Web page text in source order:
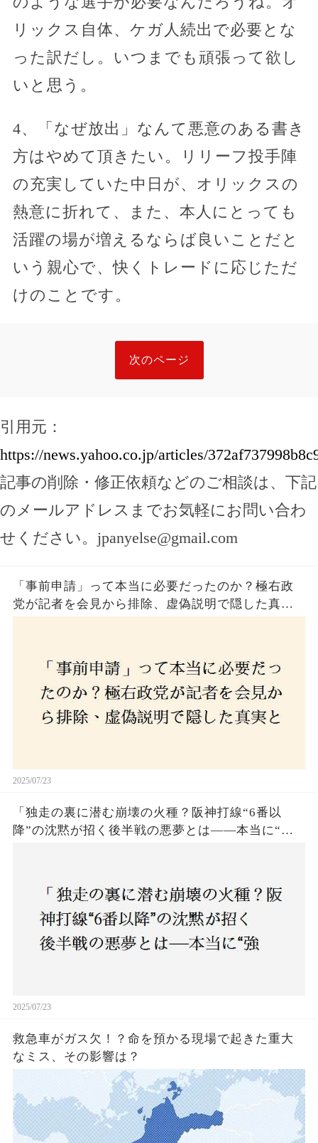
リックス自体、ケガ人続出で必要とな
った訳だし。いつまでも頑張って欲し
いと思う。
4、「なぜ放出」なんて悪意のある書き
方はやめて頂きたい。リリーフ投手陣
の充実していた中日が、オリックスの
熱意に折れて、また、本人にとっても
活躍の場が増えるならば良いことだと
いう親心で、快くトレードに応じただ
けのことです。
次のページ
引用元：
https://news.yahoo.co.jp/articles/
記事の削除・修正依頼などのご相談は、下記
のメールアドレスまでお気軽にお問い合わ
せください。 jpanyelse@gmail.com
「事前申請」って本当に必要だったのか？極右政
党が記者を会見から排除、虚偽説明で隠した真実
2025/07/23
「独走の裏に潜む崩壊の火種？阪神打線“6番以
降”の沈黙が招く後半戦の悪夢とは——本当に“強
2025/07/23
救急車がガス欠！？命を預かる現場で起きた重大
なミス、その影響は？